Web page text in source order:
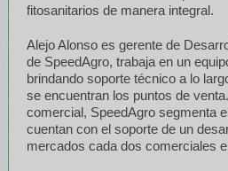
fitosanitarios de manera integral.
Alejo Alonso es gerente de
de SpeedAgro, trabaja en un
brindando soporte técnico a lo
se encuentran los puntos de
comercial, SpeedAgro segmenta
cuentan con el soporte de un
mercados cada dos comerciales